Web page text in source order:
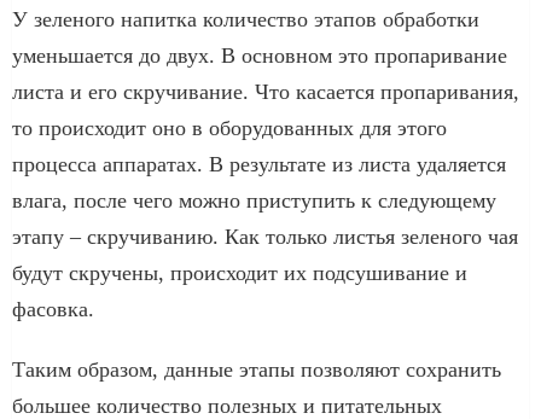
У зеленого напитка количество этапов обработки
уменьшается до двух. В основном это пропаривание
листа и его скручивание. Что касается пропаривания,
то происходит оно в оборудованных для этого
процесса аппаратах. В результате из листа удаляется
влага, после чего можно приступить к следующему
этапу – скручиванию. Как только листья зеленого чая
будут скручены, происходит их подсушивание и
фасовка.
Таким образом, данные этапы позволяют сохранить
большее количество полезных и питательных